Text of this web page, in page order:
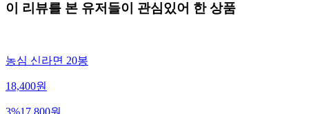
이 리뷰를 본 유저들이 관심있어 한 상품
농심 신라면 20봉
18,400원
3%17,800원